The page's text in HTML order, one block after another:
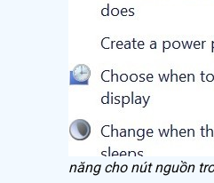
năng cho nút nguồn